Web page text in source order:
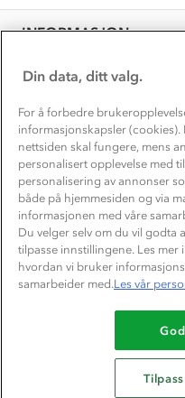
2026
Kenneth
K.
May
2026
INFORMASJON
Presse
OM OSS
Samarbeide med oss?
TIPS OG RÅD
Store størrelser
Turmat oppskrifter
Beredskap
AKTIVITETER
Overnatte utendørs⛺
Leirskole 🥾
Barnehageansatt
Tips til hyttetur
Du
Din data, ditt valg.
For å forbedre
informasjonskapsler
nettsiden skal fungere, mens
personalisert opplevelse med
personalisering av annonser
både på hjemmesiden og via
informasjonen med våre
Du velger selv om du vil godta
tilpasse innstillingene. Les
hvordan vi bruker
samarbeider med.Les vår